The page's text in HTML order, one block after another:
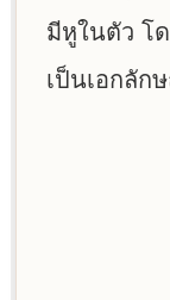
มีหูในตัว โ
เป็นเอกลัก